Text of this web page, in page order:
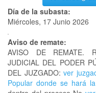
Día de la subasta:
Miércoles, 17 Junio 2026
Aviso de remate:
AVISO DE REMATE.
JUDICIAL DEL PODER
DEL JUZGADO: ver
Popular donde se hará